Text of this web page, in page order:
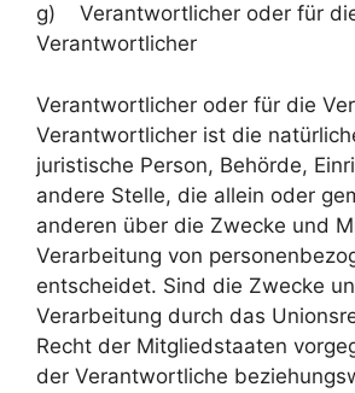
g) Verantwortlicher oder für
Verantwortlicher
Verantwortlicher oder für die
Verantwortlicher ist die
juristische Person, Behörde,
andere Stelle, die allein oder
anderen über die Zwecke und
Verarbeitung von
entscheidet. Sind die Zwecke
Verarbeitung durch das
Recht der Mitgliedstaaten
der Verantwortliche